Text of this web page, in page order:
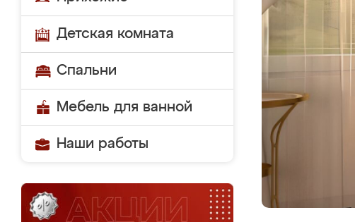
Детская комната
Спальни
Мебель для ванной
Наши работы